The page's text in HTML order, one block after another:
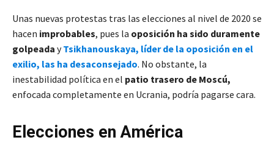
Unas nuevas protestas tras las elecciones al nivel de 2020 se
hacen improbables, pues la oposición ha sido duramente
golpeada yTsikhanouskaya, líder de la oposición en el
exilio, las ha desaconsejado. No obstante, la
inestabilidad política en el patio trasero de Moscú,
enfocada completamente en Ucrania, podría pagarse cara.
Elecciones en América